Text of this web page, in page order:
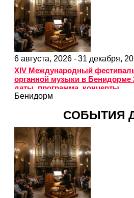
6 августа, 2026 -31 декабря,
XIV Международный
органной музыки в Бенидорме
даты, программа, концерты
Бенидорм
СОБЫТИЯ